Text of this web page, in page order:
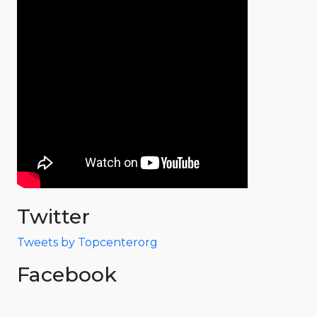
Twitter
Tweets by Topcenterorg
Facebook